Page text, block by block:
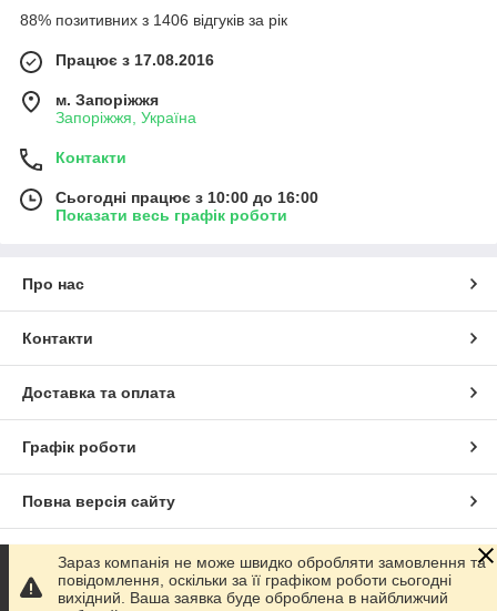
88% позитивних з 1406 відгуків за рік
Працює з 17.08.2016
м. Запоріжжя
Запоріжжя, Україна
Контакти
Сьогодні працює з 10:00 до 16:00
Показати весь графік роботи
Про нас
Контакти
Доставка та оплата
Графік роботи
Повна версія сайту
Сайт створено на маркетплейсі Prom.ua
Зараз компанія не може швидко обробляти замовлення та
повідомлення, оскільки за її графіком роботи сьогодні
вихідний. Ваша заявка буде оброблена в найближчий